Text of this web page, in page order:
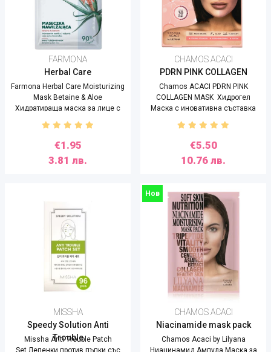
FARMONA
Herbal Care
Farmona Herbal Care Moisturizing
Mask Betaine & Aloe
Хидратираща маска за лице с
алое вера, 7g
€1.95
3.81 лв.
CHAMOS ACACI
PDRN PINK COLLAGEN
Chamos ACACI PDRN PINK
COLLAGEN MASK Хидрогел
Маска ​​​​​​​с иновативна съставка
от ДНК на сьомга, 28g
€5.50
10.76 лв.
MISSHA
Speedy Solution Anti
Trouble
Missha Anti Trouble Patch
Set Лепенки против пъпки със
Нов
CHAMOS ACACI
Niacinamide mask pack
Chamos Acaci by Lilyana
Ниацинамид Ампула Маска за